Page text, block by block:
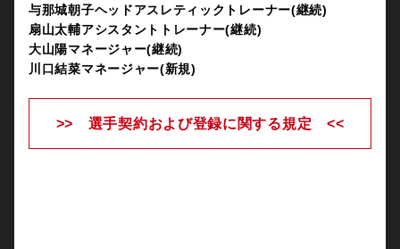
与那城朝子ヘッドアスレティックトレーナー(継続)
扇山太輔アシスタントトレーナー(継続)
大山陽マネージャー(継続)
川口結菜マネージャー(新規)
>> 選手契約および登録に関する規定 <<